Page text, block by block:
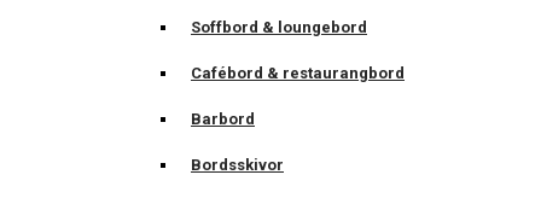
Soffbord & loungebord
Cafébord & restaurangbord
Barbord
Bordsskivor